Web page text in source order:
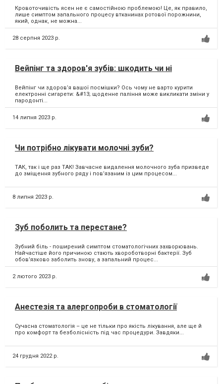
Кровоточивість ясен не є самостійною проблемою! Це, як правило,
лише симптом запального процесу втканинах ротової порожнини,
який, однак, не можна...
28 серпня 2023 р.
Вейпінг та здоров'я зубів: шкодить чи ні
Вейпінг чи здоровʼя вашої посмішки? Ось чому не варто курити
електронні сигарети: &#13; щоденне паління може викликати зміни у
пародонті...
14 липня 2023 р.
Чи потрібно лікувати молочні зуби?
ТАК, так і ще раз ТАК! Завчасне видалення молочного зуба призведе
до зміщення зубного ряду і повʼязаним із цим процесом...
8 липня 2023 р.
Зуб поболить та перестане?
Зубний біль - поширений симптом стоматологічних захворювань.
Найчастіше його причиною стають хвороботворні бактерії. Зуб
обов’язково заболить знову, а запальний процес...
2 лютого 2023 р.
Анестезія та алергопроби в стоматології
Сучасна стоматологія – це не тільки про якість лікування, але ще й
про комфорт та безболісність під час процедури. Завдяки...
24 грудня 2022 р.